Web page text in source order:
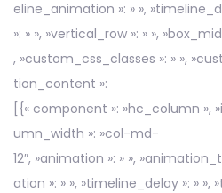
eline_animation »: » »,
»: » », »vertical_row »: » »,
, »custom_css_classes »: » »,
tion_content »:
[{« component »: »hc_column »,
umn_width »: »col-md-
12″, »animation »: » »,
ation »: » », »timeline_delay »: » »,